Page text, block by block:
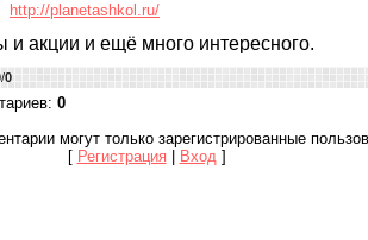
http://planetashkol.ru/
и акции и ещё много интересного.
/0
: 0
могут только зарегистрированные
[ Регистрация Вход]